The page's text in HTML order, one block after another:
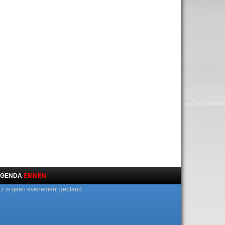
EMMEN
is geen evenement gepland.